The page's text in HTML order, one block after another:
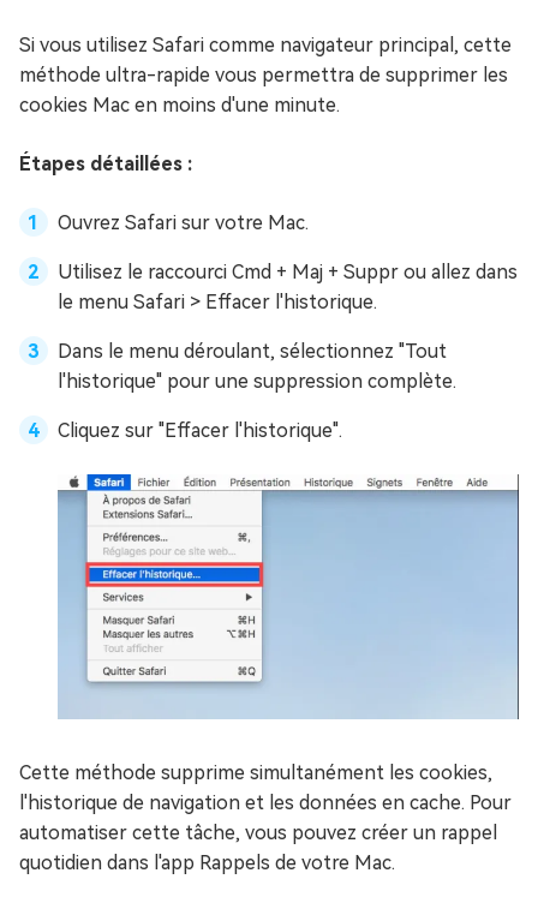
Si vous utilisez Safari comme navigateur principal, cette
méthode ultra-rapide vous permettra de supprimer les
cookies Mac en moins d'une minute.
Étapes détaillées :
Ouvrez Safari sur votre Mac.
Utilisez le raccourci Cmd + Maj + Suppr ou allez dans
le menu Safari > Effacer l'historique.
Dans le menu déroulant, sélectionnez "Tout
l'historique" pour une suppression complète.
Cliquez sur "Effacer l'historique".
Cette méthode supprime simultanément les cookies,
l'historique de navigation et les données en cache. Pour
automatiser cette tâche, vous pouvez créer un rappel
quotidien dans l'app Rappels de votre Mac.